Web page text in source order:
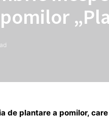
de plantare a pomilor,